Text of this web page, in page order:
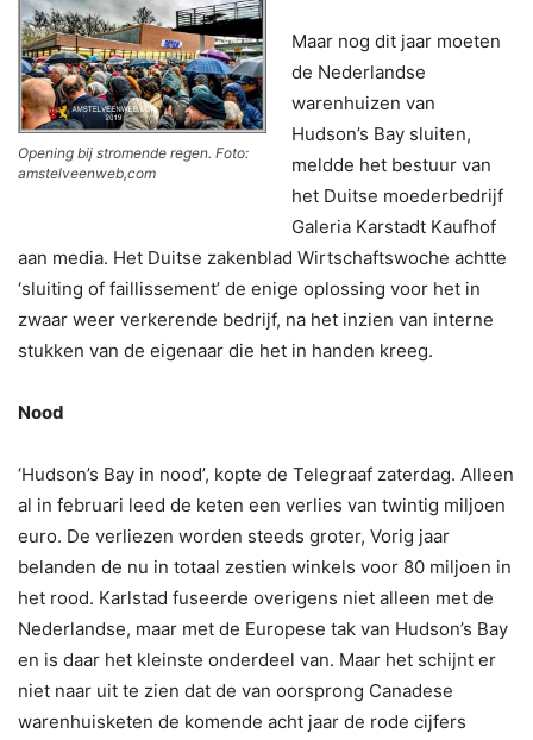
Opening bij stromende regen. Foto:
amstelveenweb,com
Maar nog dit jaar moeten
de Nederlandse
warenhuizen van
Hudson’s Bay sluiten,
meldde het bestuur van
het Duitse moederbedrijf
Galeria Karstadt Kaufhof
aan media. Het Duitse zakenblad Wirtschaftswoche achtte
‘sluiting of faillissement’ de enige oplossing voor het in
zwaar weer verkerende bedrijf, na het inzien van interne
stukken van de eigenaar die het in handen kreeg.
Nood
‘Hudson’s Bay in nood’, kopte de Telegraaf zaterdag. Alleen
al in februari leed de keten een verlies van twintig miljoen
euro. De verliezen worden steeds groter, Vorig jaar
belanden de nu in totaal zestien winkels voor 80 miljoen in
het rood. Karlstad fuseerde overigens niet alleen met de
Nederlandse, maar met de Europese tak van Hudson’s Bay
en is daar het kleinste onderdeel van. Maar het schijnt er
niet naar uit te zien dat de van oorsprong Canadese
warenhuisketen de komende acht jaar de rode cijfers